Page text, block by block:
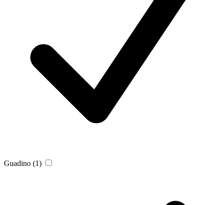
Guadino (1)